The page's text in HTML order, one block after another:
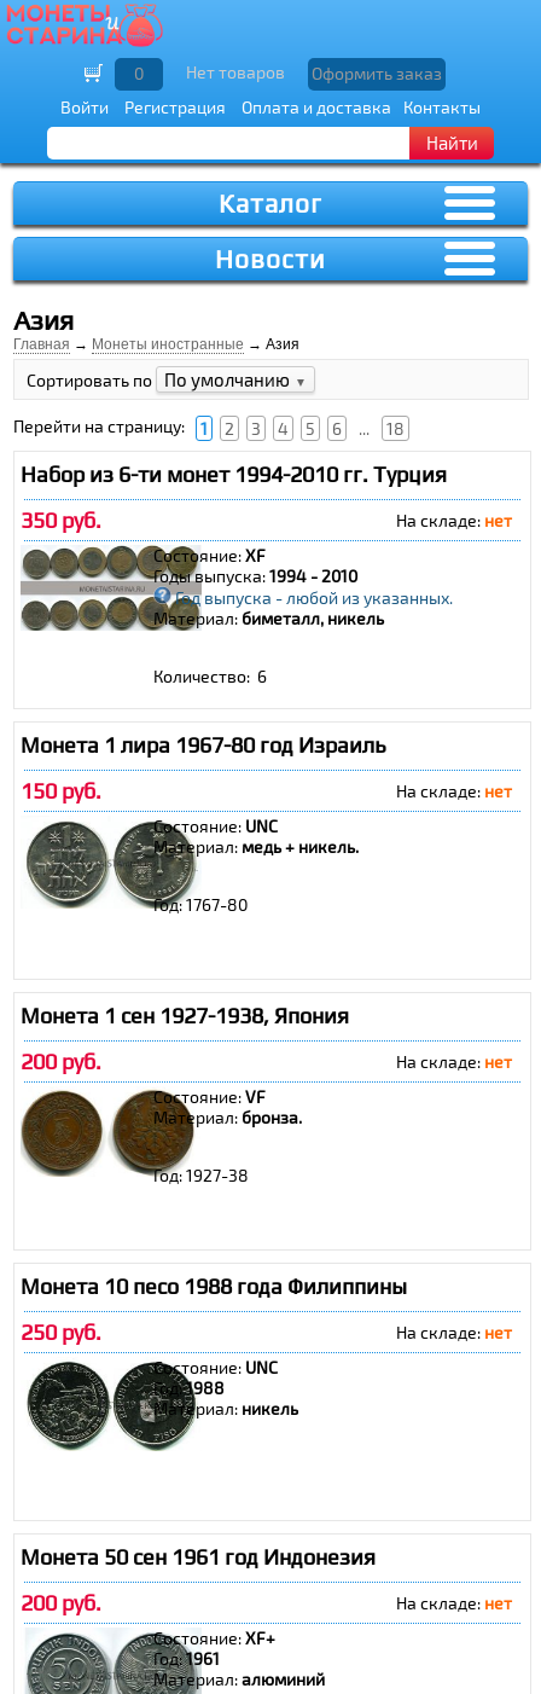
Войти Регистрация Оплата и доставка Контакты
Найти
0 Нет товаров Оформить заказ
Каталог
Новости
Азия
Главная → Монеты иностранные → Азия
Сортировать по По умолчанию ▼
Перейти на страницу: 1 2 3 4 5 6 ... 18
Набор из 6-ти монет 1994-2010 гг. Турция
350 руб.
На складе: нет
Состояние:XF
Годы выпуска:1994 - 2010
Год выпуска - любой из указанных.
Материал: биметалл, никель
Количество: 6
Монета 1 лира 1967-80 год Израиль
150 руб.
На складе: нет
Состояние: UNC
Материал: медь + никель.
Год: 1767-80
Монета 1 сен 1927-1938, Япония
200 руб.
На складе: нет
Состояние:VF
Материал: бронза.
Год: 1927-38
Монета 10 песо 1988 года Филиппины
250 руб.
На складе: нет
Состояние: UNC
Год:1988
Материал: никель
Монета 50 сен 1961 год Индонезия
200 руб.
На складе: нет
Состояние:XF+
Год:1961
Материал:алюминий